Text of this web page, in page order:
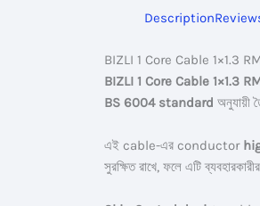
Description
BIZLI 1 Core Cable 1×1.3
BIZLI 1 Core Cable 1×1.3
BS 6004 standard অনুযায়ী
এই cable-এর conductor
সুরক্ষিত রাখে, ফলে এটি